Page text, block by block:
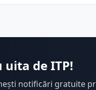
uita de ITP!
notificări gratuite